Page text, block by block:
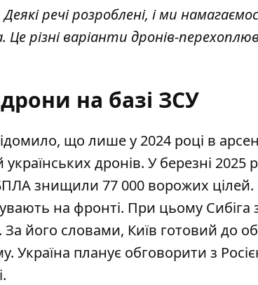
речі розроблені, і ми
різні варіанти дронів-
на базі ЗСУ
що лише у 2024 році в
дронів. У березні 2025
знищили 77 000 ворожих
на фронті. При цьому Сибіга
За його словами, Київ готовий до
Україна планує обговорити з